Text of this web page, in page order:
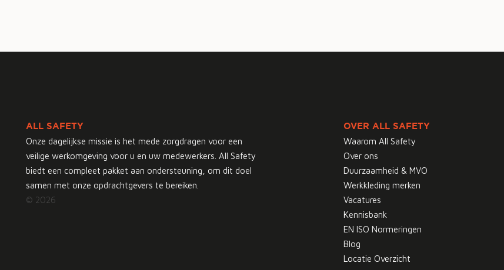
ALL SAFETY
Onze dagelijkse missie is het mede zorgdragen voor een
veilige werkomgeving voor u en uw medewerkers. All Safety
biedt een compleet pakket aan ondersteuning, om dit doel
samen met onze opdrachtgevers te bereiken.
© 2026
OVER ALL SAFETY
Waarom All Safety
Over ons
Duurzaamheid & MVO
Werkkleding merken
Vacatures
Kennisbank
EN ISO Normeringen
Blog
Locatie Overzicht